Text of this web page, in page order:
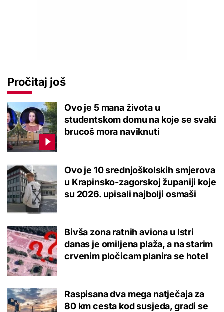
Pročitaj još
Ovo je 5 mana života u
studentskom domu na koje se svaki
brucoš mora naviknuti
Ovo je 10 srednjoškolskih smjerova
u Krapinsko-zagorskoj županiji koje
su 2026. upisali najbolji osmaši
Bivša zona ratnih aviona u Istri
danas je omiljena plaža, a na starim
crvenim pločicam planira se hotel
Raspisana dva mega natječaja za
80 km cesta kod susjeda, gradi se